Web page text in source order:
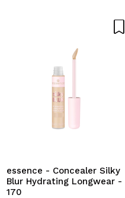
essence - Concealer Silky
Blur Hydrating Longwear -
170